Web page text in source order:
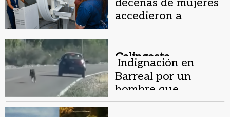
accedieron a
Calingasta.
Indignación en
Barreal por un
hombre que
abandonó a un